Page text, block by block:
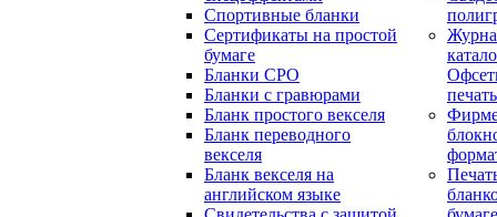
Спортивные бланки
Cертификаты на простой
бумаге
Бланки СРО
Бланки с гравюрами
Бланк простого векселя
Бланк переводного
векселя
Бланк векселя на
английском языке
печать